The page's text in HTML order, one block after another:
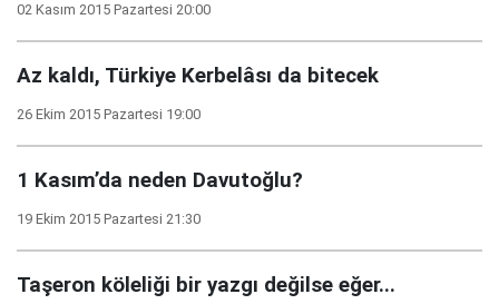
02 Kasım 2015 Pazartesi 20:00
Az kaldı, Türkiye Kerbelâsı da bitecek
26 Ekim 2015 Pazartesi 19:00
1 Kasım’da neden Davutoğlu?
19 Ekim 2015 Pazartesi 21:30
Taşeron köleliği bir yazgı değilse eğer...